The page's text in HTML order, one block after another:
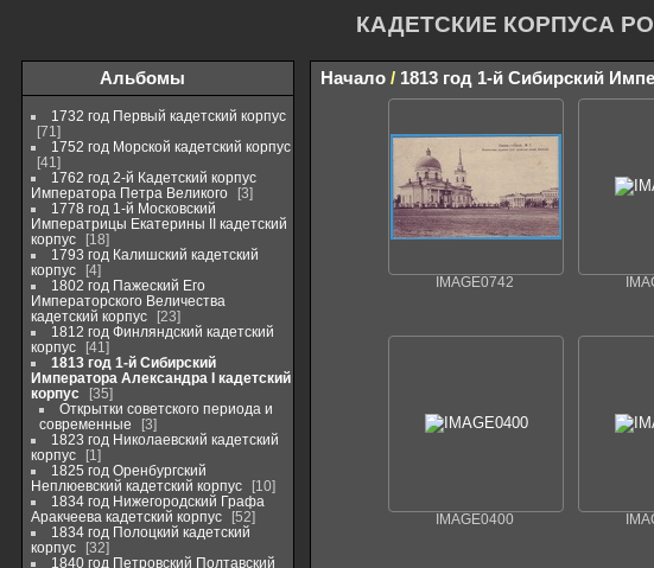
КАДЕТСКИЕ КОРПУСА
Альбомы
1732 год Первый кадетский корпус
71
1752 год Морской кадетский корпус
41
1762 год 2-й Кадетский корпус
Императора Петра Великого
3
1778 год 1-й Московский
Императрицы Екатерины II кадетский
корпус
18
1793 год Калишский кадетский
корпус
4
1802 год Пажеский Его
Императорского Величества
кадетский корпус
23
1812 год Финляндский кадетский
корпус
41
1813 год 1-й Сибирский
Императора Александра I кадетский
корпус
35
Открытки советского периода и
современные
3
1823 год Николаевский кадетский
корпус
1
1825 год Оренбургский
Неплюевский кадетский корпус
10
1834 год Нижегородский Графа
Аракчеева кадетский корпус
52
1834 год Полоцкий кадетский
корпус
32
1840 год Петровский Полтавский
Начало/ 1813 год 1-й Сибирский
IMAGE0742
IMAGE0400